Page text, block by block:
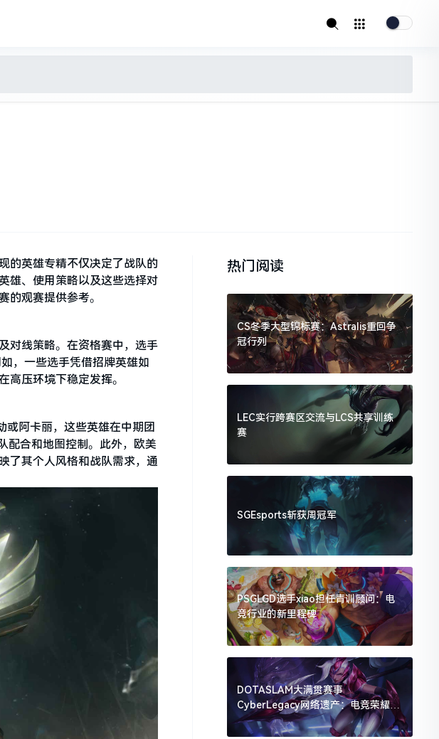
的英雄专精不仅决定了战队的
雄、使用策略以及这些选择对
的观赛提供参考。
对线策略。在资格赛中，选手
，一些选手凭借招牌英雄如
压环境下稳定发挥。
阿卡丽，这些英雄在中期团
配合和地图控制。此外，欧美
了其个人风格和战队需求，通
热门阅读
CS冬季大型锦标赛：Astralis重回争
冠行列
LEC实行跨赛区交流与LCS共享训练
赛
SGEsports斩获周冠军
PSGLGD选手xiao担任青训顾问：电
竞行业的新里程碑
DOTASLAM大满贯赛事
CyberLegacy网络遗产：电竞荣耀的
数字传承